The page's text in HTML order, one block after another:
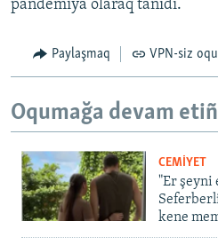
pandemiya olaraq tanıdı.
Paylaşmaq VPN-siz
Oqumağa devam
CEMİYET
"Er şeyni
kene